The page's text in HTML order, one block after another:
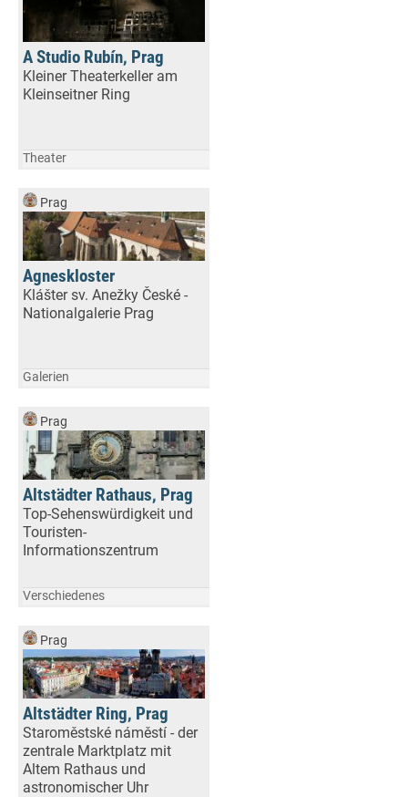
A Studio Rubín, Prag
Kleiner Theaterkeller am
Kleinseitner Ring
Theater
Prag
Agneskloster
Klášter sv. Anežky České -
Nationalgalerie Prag
Galerien
Prag
Altstädter Rathaus, Prag
Top-Sehenswürdigkeit und
Touristen-
Informationszentrum
Verschiedenes
Prag
Altstädter Ring, Prag
Staroměstské náměstí - der
zentrale Marktplatz mit
Altem Rathaus und
astronomischer Uhr